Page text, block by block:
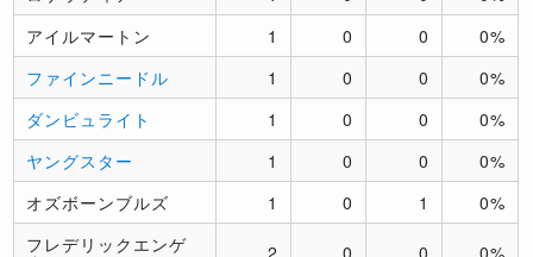
アイルマートン
1 0 0
0%
ファインニードル
1 0 0
0%
ダンビュライト
1 0 0
0%
ヤングスター
1 0 0
0%
オズボーンブルズ
1 0 1
0%
フレデリックエンゲ
2 0 0 0%